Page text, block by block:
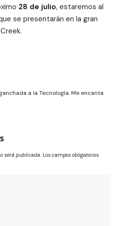
28 de julio, estaremos al
se presentarán en la gran
a la Tecnología. Me encanta
será publicada. Los campos obligatorios